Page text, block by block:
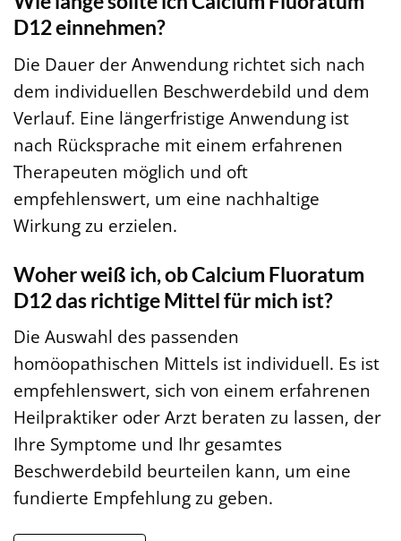
D12 einnehmen?
Die Dauer der Anwendung richtet sich nach
dem individuellen Beschwerdebild und dem
Verlauf. Eine längerfristige Anwendung ist
nach Rücksprache mit einem erfahrenen
Therapeuten möglich und oft
empfehlenswert, um eine nachhaltige
Wirkung zu erzielen.
Woher weiß ich, ob Calcium Fluoratum
D12 das richtige Mittel für mich ist?
Die Auswahl des passenden
homöopathischen Mittels ist individuell. Es ist
empfehlenswert, sich von einem erfahrenen
Heilpraktiker oder Arzt beraten zu lassen, der
Ihre Symptome und Ihr gesamtes
Beschwerdebild beurteilen kann, um eine
fundierte Empfehlung zu geben.